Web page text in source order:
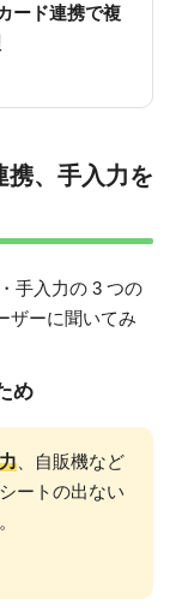
ード連携で複
携、手入力を
手入力の 3 つの
ザーに聞いてみ
め
、自販機など
ートの出ない
。